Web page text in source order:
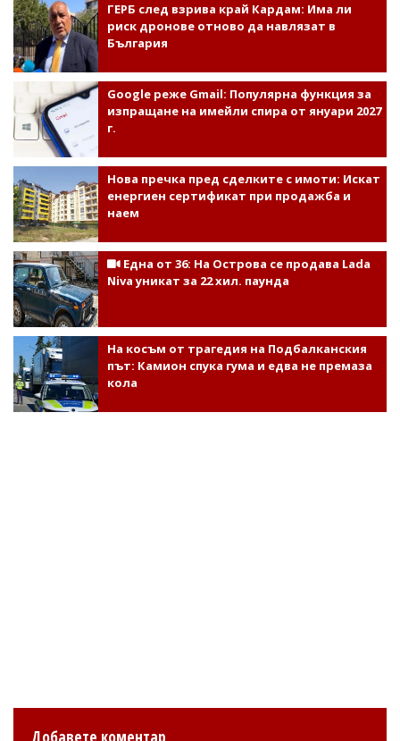
ГЕРБ след взрива край Кардам: Има ли
риск дронове отново да навлязат в
България
Google реже Gmail: Популярна функция за
изпращане на имейли спира от януари 2027
г.
Нова пречка пред сделките с имоти: Искат
енергиен сертификат при продажба и
наем
Една от 36: На Острова се продава Lada
Niva уникат за 22 хил. паунда
На косъм от трагедия на Подбалканския
път: Камион спука гума и едва не премаза
кола